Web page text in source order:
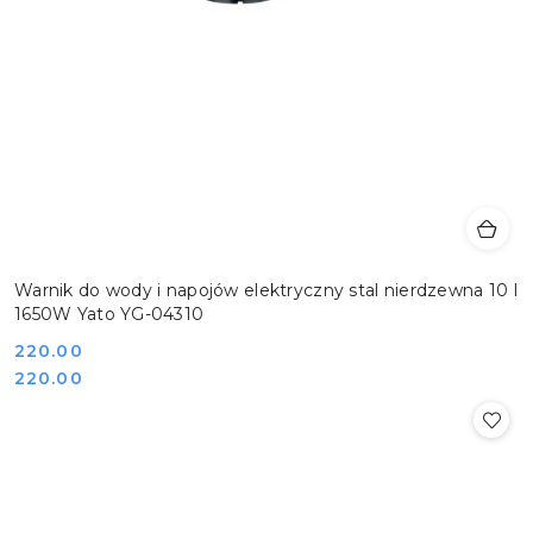
Warnik do wody i napojów elektryczny stal nierdzewna 10 l
1650W Yato YG-04310
Cena:
220.00
Cena:
220.00